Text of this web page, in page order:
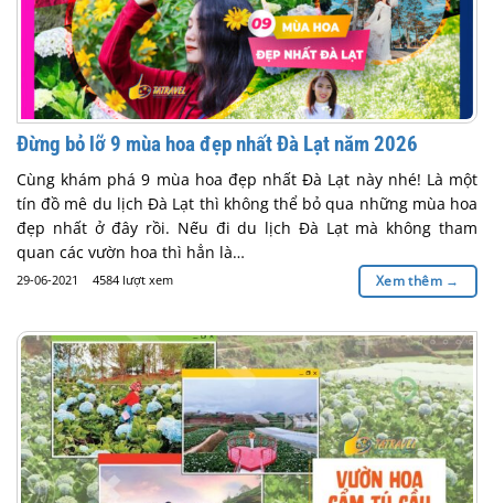
Đừng bỏ lỡ 9 mùa hoa đẹp nhất Đà Lạt năm 2026
Cùng khám phá 9 mùa hoa đẹp nhất Đà Lạt này nhé! Là một
tín đồ mê du lịch Đà Lạt thì không thể bỏ qua những mùa hoa
đẹp nhất ở đây rồi. Nếu đi du lịch Đà Lạt mà không tham
quan các vườn hoa thì hẳn là…
29-06-2021 4584 lượt xem Xem thêm →